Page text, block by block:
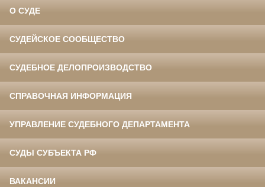
О СУДЕ
СУДЕЙСКОЕ СООБЩЕСТВО
СУДЕБНОЕ ДЕЛОПРОИЗВОДСТВО
СПРАВОЧНАЯ ИНФОРМАЦИЯ
УПРАВЛЕНИЕ СУДЕБНОГО ДЕПАРТАМЕНТА
СУДЫ СУБЪЕКТА РФ
ВАКАНСИИ